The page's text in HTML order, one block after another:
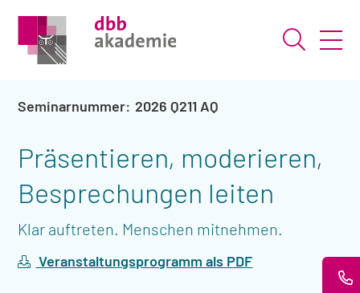
Suche
2026 Q211 AQ
Präsentieren, moderieren,
Besprechungen leiten
Klar auftreten. Menschen mitnehmen.
Veranstaltungsprogramm als PDF